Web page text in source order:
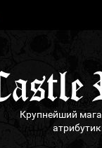
Крупнейший